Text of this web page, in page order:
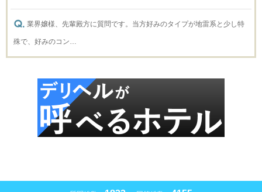
業界嬢様、先輩殿方に質問です。当方好みのタイプが地雷系と少し特
殊で、好みのコン…